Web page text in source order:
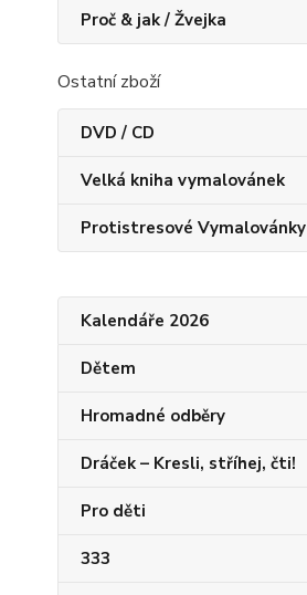
Proč & jak / Žvejka
Ostatní zboží
DVD / CD
Velká kniha vymalovánek
Protistresové Vymalovánky
Kalendáře 2026
Dětem
Hromadné odběry
Dráček – Kresli, stříhej, čti!
Pro děti
333